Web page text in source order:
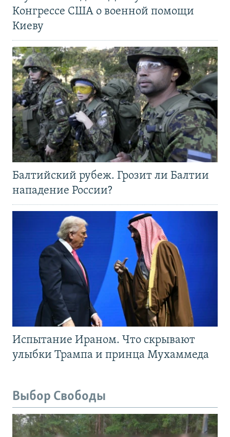
Конгрессе США о военной помощи
Киеву
Балтийский рубеж. Грозит ли Балтии
нападение России?
Испытание Ираном. Что скрывают
улыбки Трампа и принца Мухаммеда
Выбор Свободы